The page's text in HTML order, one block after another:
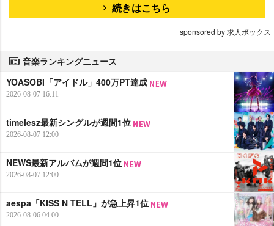
続きはこちら
sponsored by 求人ボックス
音楽ランキングニュース
YOASOBI「アイドル」400万PT達成
2026-08-07 16:11
timelesz最新シングルが週間1位
2026-08-07 12:00
NEWS最新アルバムが週間1位
2026-08-07 12:00
aespa「KISS N TELL」が急上昇1位
2026-08-06 04:00